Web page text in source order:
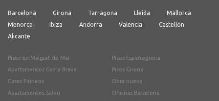
Barcelona Girona Tarragona Lleida
Mallorca
Menorca
Ibiza Andorra Valencia
Castellón
Alicante
Pisos en Malgrat de Mar
Apartamentos Costa Brava
Casas Pirineos
Apartamentos Salou
Pisos Esparreguera
Pisos Girona
Obra nueva
Oficinas Barcelona